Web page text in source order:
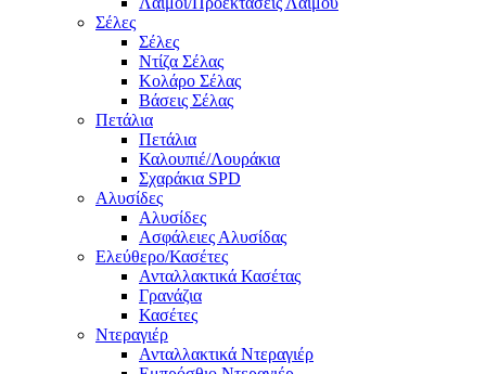
Σέλες
Σέλες
Ντίζα Σέλας
Κολάρο Σέλας
Βάσεις Σέλας
Πετάλια
Πετάλια
Καλουπιέ/Λουράκια
Σχαράκια SPD
Αλυσίδες
Αλυσίδες
Ασφάλειες Αλυσίδας
Ελεύθερο/Κασέτες
Ανταλλακτικά Κασέτας
Γρανάζια
Κασέτες
Ντεραγιέρ
Ανταλλακτικά Ντεραγιέρ